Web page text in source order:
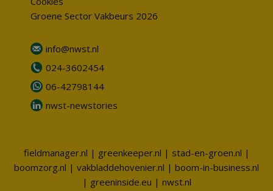
Groene Sector Vakbeurs 2026
info@nwst.nl
024-3602454
06-42798144
nwst-newstories
fieldmanager.nl | greenkeeper.nl | stad-en-groen.nl |
boomzorg.nl | vakbladdehovenier.nl | boom-in-business.nl
| greeninside.eu | nwst.nl